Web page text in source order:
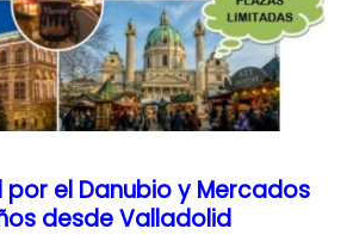
por el Danubio y Mercados
desde Valladolid